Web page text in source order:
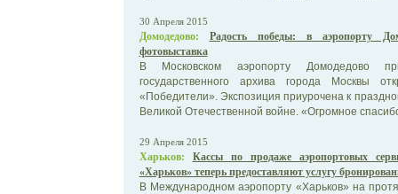
30 Апреля 2015
Домодедово:
Радость победы: в аэропорту
фотовыставка
В Московском аэропорту Домодедово
государственного архива города Москвы
«Победители». Экспозиция приурочена к
Великой Отечественной войне. «Огромное
29 Апреля 2015
Харьков:
Кассы по продаже аэропортовых
«Харьков» теперь предоставляют услугу
В Международном аэропорту «Харьков» на